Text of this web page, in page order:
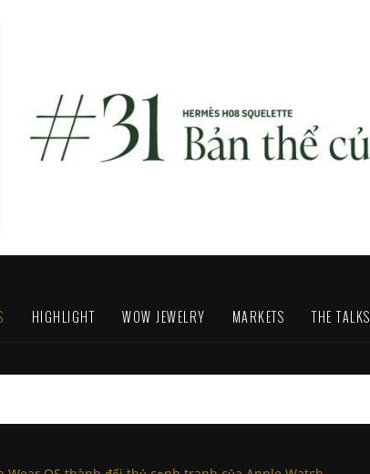
HIGHLIGHT WOW JEWELRY MARKETS THE TALKS